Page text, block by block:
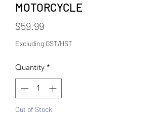
MOTORCYCLE
$59.99
Excluding GST/HST
Quantity *
Out of Stock